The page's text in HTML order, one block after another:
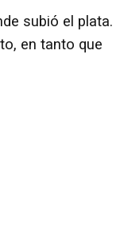
subió el plata.
en tanto que